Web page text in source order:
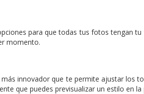
para que todas tus fotos tengan
momento.
innovador que te permite ajustar los
que puedes previsualizar un estilo en